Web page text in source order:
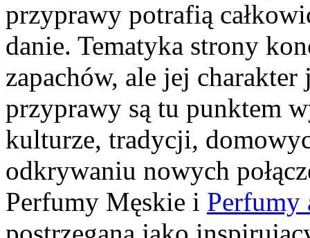
przyprawy potrafią
danie. Tematyka strony
zapachów, ale jej charakter
przyprawy są tu punktem
kulturze, tradycji,
odkrywaniu nowych
Perfumy Męskie i Perfumy